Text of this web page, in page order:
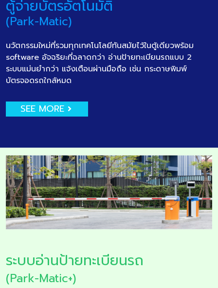
ตู้จ่ายบัตรอัตโนมัติ
(Park-Matic)
นวัตกรรมใหม่ที่รวมทุกเทคโนโลยีทันสมัยไว้ในตู้เดียวพร้อม
software อัจฉริยะที่ฉลาดกว่า อ่านป้ายทะเบียนรถแบบ 2
ระบบแม่นยำกว่า แจ้งเตือนผ่านมือถือ เช่น กระดาษพิมพ์
บัตรจอดรถใกล้หมด
SEE MORE
ระบบอ่านป้ายทะเบียนรถ
(Park-Matic+)